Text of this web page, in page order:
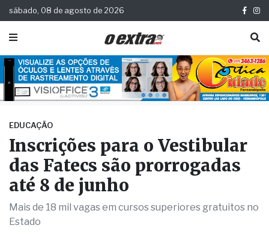
sábado, 08 de agosto de 2026
EDUCAÇÃO
Inscrições para o Vestibular
das Fatecs são prorrogadas
até 8 de junho
Mais de 18 mil vagas em cursos superiores gratuitos no
Estado